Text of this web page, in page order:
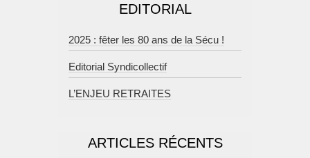
EDITORIAL
2025 : fêter les 80 ans de la Sécu !
Editorial Syndicollectif
L’ENJEU RETRAITES
ARTICLES RÉCENTS